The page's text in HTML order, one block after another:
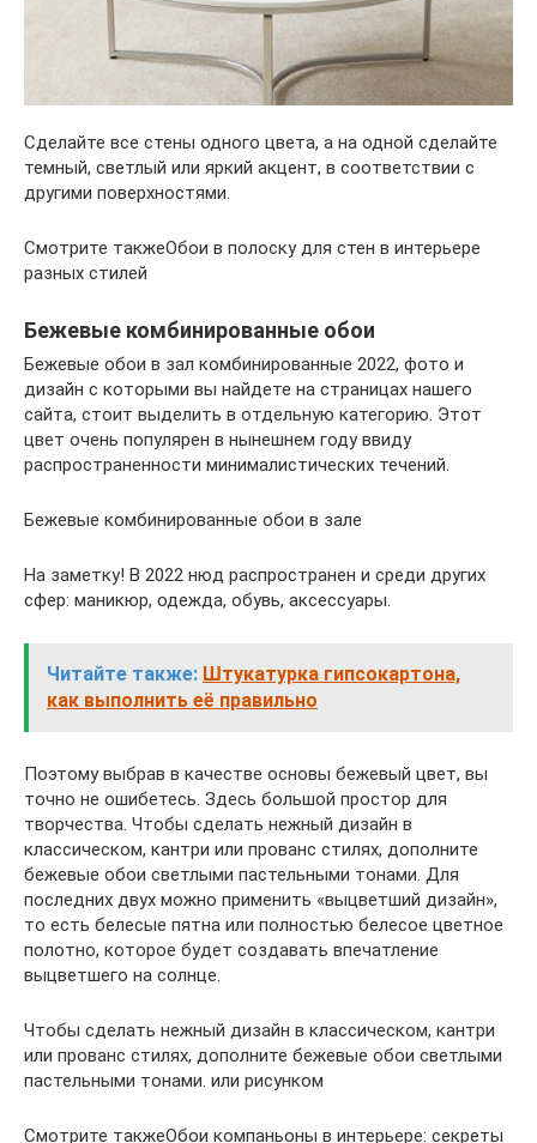
Сделайте все стены одного цвета, а на одной сделайте
темный, светлый или яркий акцент, в соответствии с
другими поверхностями.
Смотрите такжеОбои в полоску для стен в интерьере
разных стилей
Бежевые комбинированные обои
Бежевые обои в зал комбинированные 2022, фото и
дизайн с которыми вы найдете на страницах нашего
сайта, стоит выделить в отдельную категорию. Этот
цвет очень популярен в нынешнем году ввиду
распространенности минималистических течений.
Бежевые комбинированные обои в зале
На заметку! В 2022 нюд распространен и среди других
сфер: маникюр, одежда, обувь, аксессуары.
Читайте также: Штукатурка гипсокартона,
как выполнить её правильно
Поэтому выбрав в качестве основы бежевый цвет, вы
точно не ошибетесь. Здесь большой простор для
творчества. Чтобы сделать нежный дизайн в
классическом, кантри или прованс стилях, дополните
бежевые обои светлыми пастельными тонами. Для
последних двух можно применить «выцветший дизайн»,
то есть белесые пятна или полностью белесое цветное
полотно, которое будет создавать впечатление
выцветшего на солнце.
Чтобы сделать нежный дизайн в классическом, кантри
или прованс стилях, дополните бежевые обои светлыми
пастельными тонами. или рисунком
Смотрите такжеОбои компаньоны в интерьере: секреты